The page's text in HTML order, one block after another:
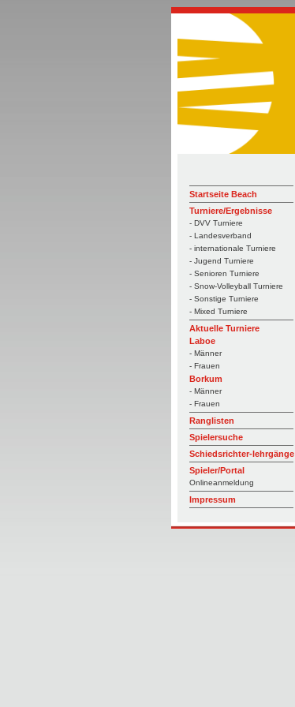
Startseite Beach
Turniere/Ergebnisse
- DVV Turniere
- Landesverband
- internationale Turniere
- Jugend Turniere
- Senioren Turniere
- Snow-Volleyball Turniere
- Sonstige Turniere
- Mixed Turniere
Aktuelle Turniere
Laboe
- Männer
- Frauen
Borkum
- Männer
- Frauen
Ranglisten
Spielersuche
Schiedsrichter-lehrgänge
Spieler/Portal
Onlineanmeldung
Impressum